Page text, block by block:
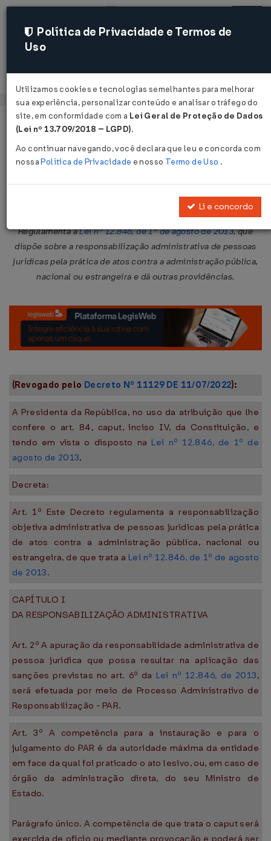
Acessar
Página Inicial Legislações
Decreto Nº 8420 DE 18/03/2015
Publicado no DOU em 19 mar 2015
Regulamenta aLei nº 12.846, de 1º de agosto de 2013, que
dispõe sobre a responsabilização administrativa de pessoas
jurídicas pela prática de atos contra a administração pública,
nacional ou estrangeira e dá outras providências.
(Revogado pelo Decreto Nº 11129 DE 11/07/2022):
A Presidenta da República, no uso da atribuição que lhe
confere o art. 84, caput, inciso IV, da Constituição, e
tendo em vista o disposto na Lei nº 12.846, de 1º de
agosto de 2013,
Decreta:
Art. 1º Este Decreto regulamenta a responsabilização
objetiva administrativa de pessoas jurídicas pela prática
de atos contra a administração pública, nacional ou
estrangeira, de que trata a Lei nº 12.846, de 1º de agosto
de 2013.
CAPÍTULO I
DA RESPONSABILIZAÇÃO ADMINISTRATIVA
Art. 2º A apuração da responsabilidade administrativa de
pessoa jurídica que possa resultar na aplicação das
sanções previstas no art. 6º da Lei nº 12.846, de 2013,
será efetuada por meio de Processo Administrativo de
Responsabilização - PAR.
Art. 3º A competência para a instauração e para o
julgamento do PAR é da autoridade máxima da entidade
em face da qual foi praticado o ato lesivo, ou, em caso de
órgão da administração direta, do seu Ministro de
Estado.
Parágrafo único. A competência de que trata o caput será
exercida de ofício ou mediante provocação e poderá ser
Política de Privacidade e Termos de
Uso
Utilizamos cookies e tecnologias semelhantes para melhorar
sua experiência, personalizar conteúdo e analisar o tráfego do
site, em conformidade com a Lei Geral de Proteção de Dados
(Lei nº 13.709/2018 – LGPD).
Ao continuar navegando, você declara que leu e concorda com
nossaPolítica de Privacidade e nosso Termo de Uso .
Li e concordo